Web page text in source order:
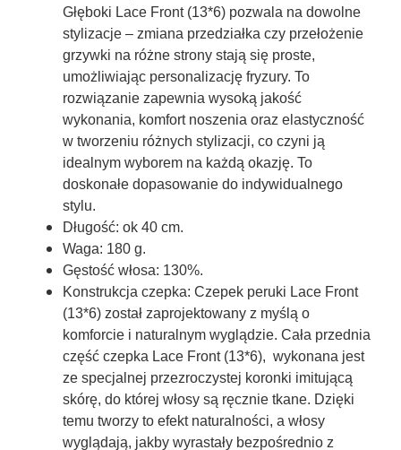
Głęboki Lace Front (13*6) pozwala na dowolne
stylizacje – zmiana przedziałka czy przełożenie
grzywki na różne strony stają się proste,
umożliwiając personalizację fryzury. To
rozwiązanie zapewnia wysoką jakość
wykonania, komfort noszenia oraz elastyczność
w tworzeniu różnych stylizacji, co czyni ją
idealnym wyborem na każdą okazję. To
doskonałe dopasowanie do indywidualnego
stylu.
Długość: ok 40 cm.
Waga: 180 g.
Gęstość włosa: 130%.
Konstrukcja czepka: Czepek peruki Lace Front
(13*6) został zaprojektowany z myślą o
komforcie i naturalnym wyglądzie. Cała przednia
część czepka Lace Front (13*6), wykonana jest
ze specjalnej przezroczystej koronki imitującą
skórę, do której włosy są ręcznie tkane. Dzięki
temu tworzy to efekt naturalności, a włosy
wyglądają, jakby wyrastały bezpośrednio z